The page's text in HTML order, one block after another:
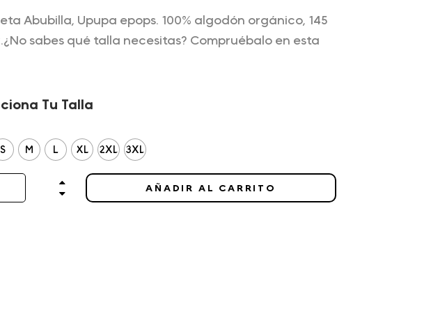
Abubilla, Upupa epops. 100% algodón orgánico, 145
sabes qué talla necesitas? Compruébalo en esta
Tu Talla
S M L XL 2XL 3XL
AÑADIR AL CARRITO